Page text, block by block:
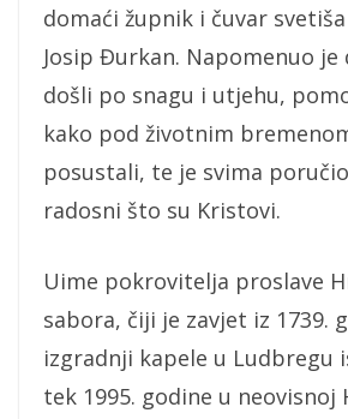
domaći župnik i čuvar
Josip Đurkan. Napomenuo je
došli po snagu i utjehu,
kako pod životnim
posustali, te je svima
radosni što su Kristovi.
Uime pokrovitelja proslave
sabora, čiji je zavjet iz 1739.
izgradnji kapele u Ludbregu
tek 1995. godine u neovisnoj